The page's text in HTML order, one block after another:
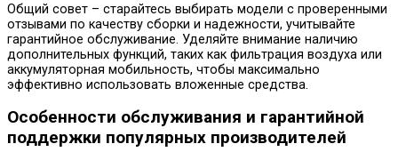
Общий совет – старайтесь выбирать модели с проверенными
отзывами по качеству сборки и надежности, учитывайте
гарантийное обслуживание. Уделяйте внимание наличию
дополнительных функций, таких как фильтрация воздуха или
аккумуляторная мобильность, чтобы максимально
эффективно использовать вложенные средства.
Особенности обслуживания и гарантийной
поддержки популярных производителей